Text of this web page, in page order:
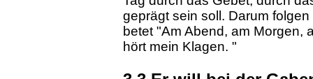
geprägt sein soll. Darum
betet "Am Abend, am Morgen,
hört mein Klagen. "